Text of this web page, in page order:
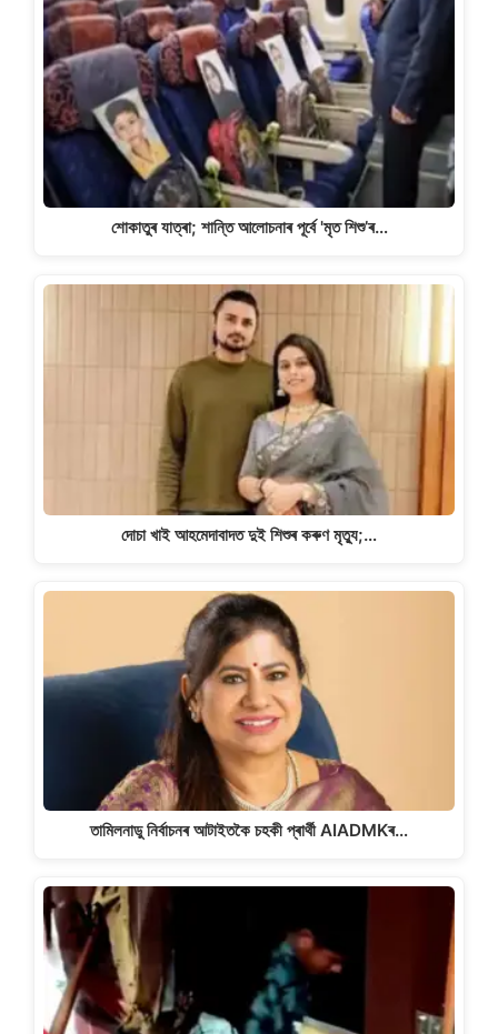
শোকাতুৰ যাত্ৰা; শান্তি আলোচনাৰ পূৰ্বে 'মৃত শিশু’ৰ…
দোচা খাই আহমেদাবাদত দুই শিশুৰ কৰুণ মৃত্যু;…
তামিলনাডু নিৰ্বাচনৰ আটাইতকৈ চহকী প্ৰাৰ্থী AIADMKৰ…